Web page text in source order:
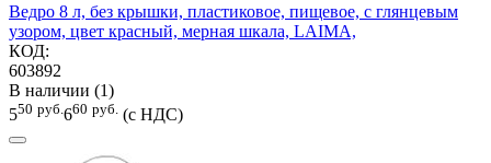
Ведро 8 л, без крышки, пластиковое, пищевое, с глянцевым
узором, цвет красный, мерная шкала, LAIMA,
КОД:
603892
В наличии (1)
550 руб. 660 руб. (с НДС)